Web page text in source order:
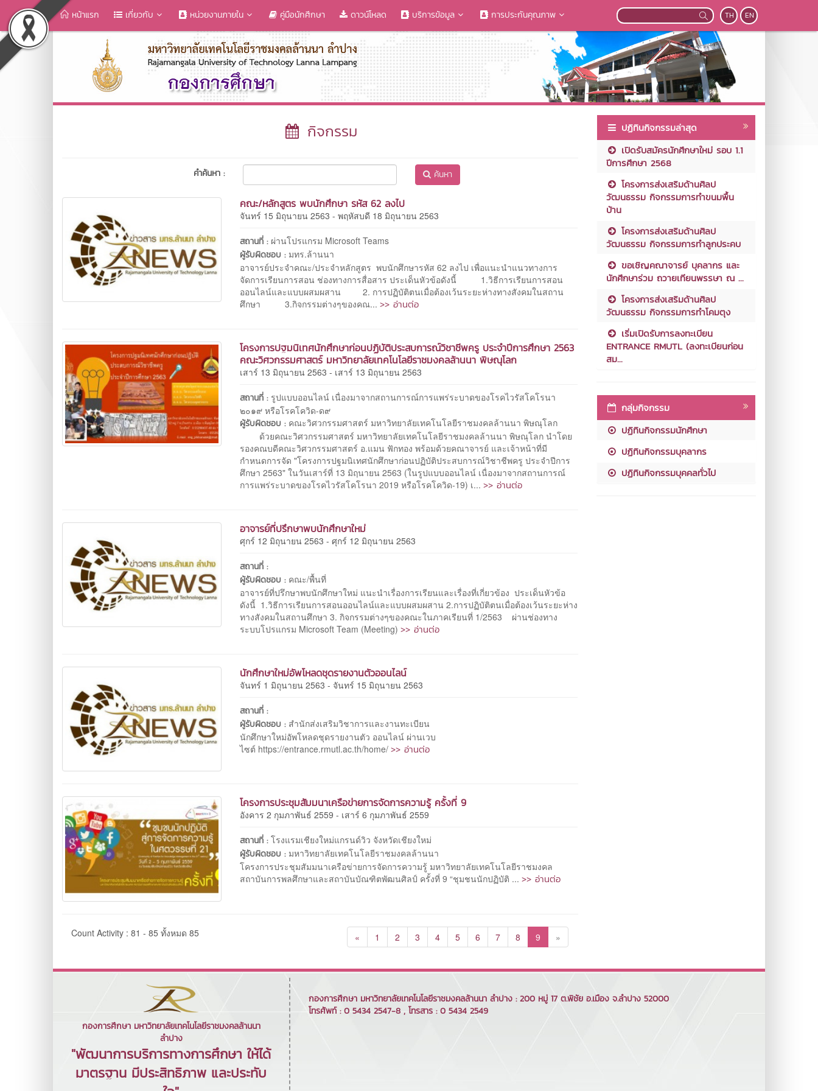
หน้าแรก เกี่ยวกับ หน่วยงานภายใน คู่มือนักศึกษา ดาวน์โหลด บริการข้อมูล การประกันคุณภาพ TH EN
กิจกรรม
คำค้นหา : ค้นหา
คณะ/หลักสูตร พบนักศึกษา รหัส 62 ลงไป
จันทร์ 15 มิถุนายน 2563 - พฤหัสบดี 18 มิถุนายน 2563
สถานที่ : ผ่านโปรแกรม Microsoft Teams
ผู้รับผิดชอบ : มทร.ล้านนา
อาจารย์ประจำคณะ/ประจำหลักสูตร พบนักศึกษารหัส 62 ลงไป เพื่อแนะนำแนวทางการ
จัดการเรียนการสอน ช่องทางการสื่อสาร ประเด็นหัวข้อดังนี้ 1.วิธีการเรียนการสอน
ออนไลน์และแบบผสมผสาน 2. การปฏิบัติตนเมื่อต้องเว้นระยะห่างทางสังคมในสถาน
ศึกษา 3.กิจกรรมต่างๆของคณ...>> อ่านต่อ
โครงการปฐมนิเทศนักศึกษาก่อนปฏิบัติประสบการณ์วิชาชีพครู ประจำปีการศึกษา 2563
คณะวิศวกรรมศาสตร์ มหาวิทยาลัยเทคโนโลยีราชมงคลล้านนา พิษณุโลก
เสาร์ 13 มิถุนายน 2563 - เสาร์ 13 มิถุนายน 2563
สถานที่ : รูปแบบออนไลน์ เนื่องมาจากสถานการณ์การแพร่ระบาดของโรคไวรัสโคโรนา
๒๐๑๙ หรือโรคโควิด-ด๙
ผู้รับผิดชอบ : คณะวิศวกรรมศาสตร์ มหาวิทยาลัยเทคโนโลยีราชมงคลล้านนา พิษณุโลก
ด้วยคณะวิศวกรรมศาสตร์ มหาวิทยาลัยเทคโนโลยีราชมงคลล้านนา พิษณุโลก นำโดย
รองคณบดีคณะวิศวกรรมศาสตร์ อ.แมน ฟักทอง พร้อมด้วยคณาจารย์ และเจ้าหน้าที่มี
กำหนดการจัด "โครงการปฐมนิเทศนักศึกษาก่อนปฏิบัติประสบการณ์วิชาชีพครู ประจำปีการ
ศึกษา 2563" ในวันเสาร์ที่ 13 มิฤนายน 2563 (ในรูปแบบออนไลน์ เนื่องมาจากสถานการณ์
การแพร่ระบาดของโรคไวรัสโคโรนา 2019 หรือโรคโควิด-19) เ...>> อ่านต่อ
อาจารย์ที่ปรึกษาพบนักศึกษาใหม่
ศุกร์ 12 มิถุนายน 2563 - ศุกร์ 12 มิถุนายน 2563
สถานที่ :
ผู้รับผิดชอบ : คณะ/พื้นที่
อาจารย์ที่ปรึกษาพบนักศึกษาใหม่ แนะนำเรื่องการเรียนและเรื่องที่เกี่ยวข้อง ประเด็นหัวข้อ
ดังนี้ 1.วิธีการเรียนการสอนออนไลน์และแบบผสมผสาน 2.การปฏิบัติตนเมื่อต้องเว้นระยะห่าง
ทางสังคมในสถานศึกษา 3. กิจกรรมต่างๆของคณะในภาคเรียนที่ 1/2563 ผ่านช่องทาง
ระบบโปรแกรม Microsoft Team (Meeting)>> อ่านต่อ
นักศึกษาใหม่อัพโหลดชุดรายงานตัวออนไลน์
จันทร์ 1 มิถุนายน 2563 - จันทร์ 15 มิถุนายน 2563
สถานที่ :
ผู้รับผิดชอบ : สำนักส่งเสริมวิชาการและงานทะเบียน
นักศึกษาใหม่อัพโหลดชุดรายงานตัว ออนไลน์ ผ่านเวบ
ไซต์ https://entrance.rmutl.ac.th/home/>> อ่านต่อ
โครงการประชุมสัมมนาเครือข่ายการจัดการความรู้ ครั้งที่ 9
อังคาร 2 กุมภาพันธ์ 2559 - เสาร์ 6 กุมภาพันธ์ 2559
สถานที่ :โรงแรมเชียงใหม่แกรนด์วิว จังหวัดเชียงใหม่
ผู้รับผิดชอบ : มหาวิทยาลัยเทคโนโลยีราชมงคลล้านนา
โครงการประชุมสัมมนาเครือข่ายการจัดการความรู้ มหาวิทยาลัยเทคโนโลยีราชมงคล
สถาบันการพลศึกษาและสถาบันบัณฑิตพัฒนศิลป์ ครั้งที่ 9 “ชุมชนนักปฏิบัติ ...>> อ่านต่อ
Count Activity : 81 - 85 ทั้งหมด 85 « 1 2 3 4 5 6 7 8 9 »
ปฏิทินกิจกรรมล่าสุด
เปิดรับสมัครนักศึกษาใหม่ รอบ 1.1
ปีการศึกษา 2568
โครงการส่งเสริมด้านศิลป
วัฒนธรรม กิจกรรมการทำขนมพื้น
บ้าน
โครงการส่งเสริมด้านศิลป
วัฒนธรรม กิจกรรมการทำลูกประคบ
ขอเชิญคณาจารย์ บุคลากร และ
นักศึกษาร่วม ถวายเทียนพรรษา ณ ...
โครงการส่งเสริมด้านศิลป
วัฒนธรรม กิจกรรมการทำโคมตุง
เริ่มเปิดรับการลงทะเบียน
ENTRANCE RMUTL (ลงทะเบียนก่อน
สม...
กลุ่มกิจกรรม
ปฏิทินกิจกรรมนักศึกษา
ปฏิทินกิจกรรมบุคลากร
ปฏิทินกิจกรรมบุคคลทั่วไป
กองการศึกษา มหาวิทยาลัยเทคโนโลยีราชมงคลล้านนา
ลำปาง
"พัฒนาการบริการทางการศึกษา ให้ได้
มาตรฐาน มีประสิทธิภาพ และประทับ
กองการศึกษา มหาวิทยาลัยเทคโนโลยีราชมงคลล้านนา ลำปาง : 200 หมู่ 17 ต.พิชัย อ.เมือง จ.ลำปาง 52000
โทรศัพท์ : 0 5434 2547-8 , โทรสาร : 0 5434 2549